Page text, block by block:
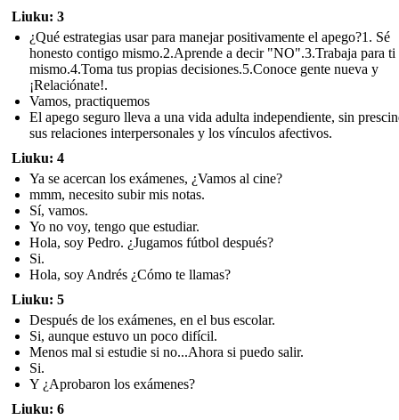
Liuku: 3
¿Qué estrategias usar para manejar positivamente el apego?1. Sé
honesto contigo mismo.2.Aprende a decir "NO".3.Trabaja para ti
mismo.4.Toma tus propias decisiones.5.Conoce gente nueva y
¡Relaciónate!.
Vamos, practiquemos
El apego seguro lleva a una vida adulta independiente, sin
sus relaciones interpersonales y los vínculos afectivos.
Liuku: 4
Ya se acercan los exámenes, ¿Vamos al cine?
mmm, necesito subir mis notas.
Sí, vamos.
Yo no voy, tengo que estudiar.
Hola, soy Pedro. ¿Jugamos fútbol después?
Si.
Hola, soy Andrés ¿Cómo te llamas?
Liuku: 5
Después de los exámenes, en el bus escolar.
Si, aunque estuvo un poco difícil.
Menos mal si estudie si no...Ahora si puedo salir.
Si.
Y ¿Aprobaron los exámenes?
Liuku: 6